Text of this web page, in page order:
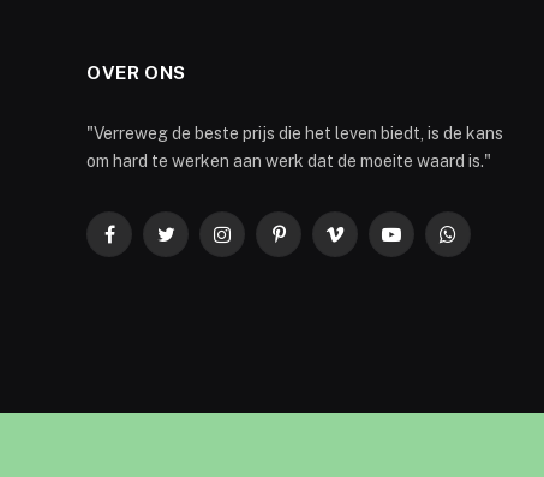
OVER ONS
"Verreweg de beste prijs die het leven biedt, is de kans
om hard te werken aan werk dat de moeite waard is."
FacebookTwitterInstagramPinterestVimeo YouTubeWhatsApp